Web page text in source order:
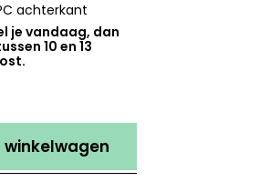
achterkant
je vandaag, dan
10 en 13